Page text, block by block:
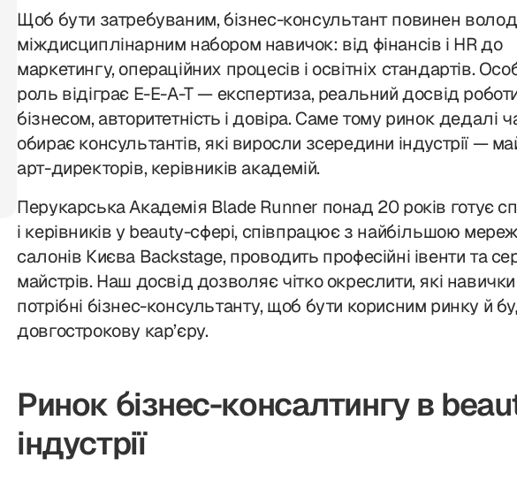
Щоб бути затребуваним, бізнес-консультант повинен
міждисциплінарним набором навичок: від фінансів і HR до
маркетингу, операційних процесів і освітніх стандартів.
роль відіграє E-E-A-T — експертиза, реальний досвід
бізнесом, авторитетність і довіра. Саме тому ринок дедалі
обирає консультантів, які виросли зсередини індустрії —
арт-директорів, керівників академій.
Перукарська Академія Blade Runner понад 20 років готує
і керівників у beauty-сфері, співпрацює з найбільшою
салонів Києва Backstage, проводить професійні івенти та
майстрів. Наш досвід дозволяє чітко окреслити, які
потрібні бізнес-консультанту, щоб бути корисним ринку й
довгострокову кар’єру.
Ринок бізнес-консалтингу в
індустрії